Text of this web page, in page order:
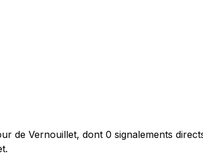
de Vernouillet, dont 0 signalements